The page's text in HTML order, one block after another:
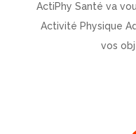
ActiPhy Santé va
Activité Physique
vos